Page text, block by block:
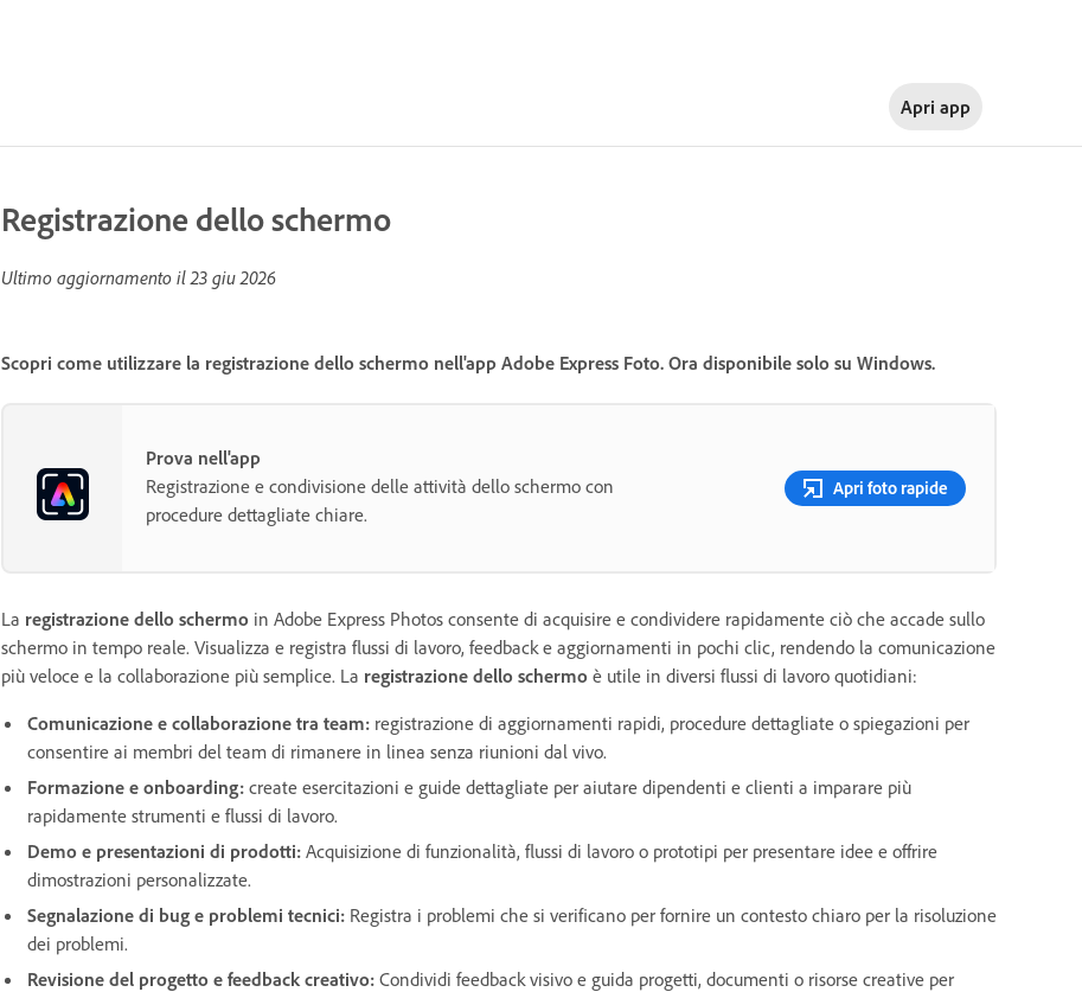
Apri app
Registrazione dello schermo
Ultimo aggiornamento il23 giu 2026
Scopri come utilizzare la registrazione dello schermo nell'app Adobe Express Foto. Ora disponibile solo su Windows.
Prova nell'app
Registrazione e condivisione delle attività dello schermo con
procedure dettagliate chiare.
Apri foto rapide
La registrazione dello schermo in Adobe Express Photos consente di acquisire e condividere rapidamente ciò che accade sullo
schermo in tempo reale. Visualizza e registra flussi di lavoro, feedback e aggiornamenti in pochi clic, rendendo la comunicazione
più veloce e la collaborazione più semplice. La registrazione dello schermo è utile in diversi flussi di lavoro quotidiani:
Comunicazione e collaborazione tra team: registrazione di aggiornamenti rapidi, procedure dettagliate o spiegazioni per
consentire ai membri del team di rimanere in linea senza riunioni dal vivo.
Formazione e onboarding: create esercitazioni e guide dettagliate per aiutare dipendenti e clienti a imparare più
rapidamente strumenti e flussi di lavoro.
Demo e presentazioni di prodotti: Acquisizione di funzionalità, flussi di lavoro o prototipi per presentare idee e offrire
dimostrazioni personalizzate.
Segnalazione di bug e problemi tecnici: Registra i problemi che si verificano per fornire un contesto chiaro per la risoluzione
dei problemi.
Revisione del progetto e feedback creativo: Condividi feedback visivo e guida progetti, documenti o risorse creative per